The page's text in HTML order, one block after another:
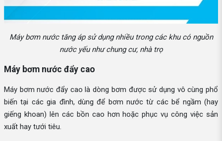
Máy bơm nước tăng áp sử dụng nhiều trong các khu có nguồn
nước yếu như chung cư, nhà trọ
Máy bơm nước đẩy cao
Máy bơm nước đẩy cao là dòng bơm được sử dụng vô cùng phổ
biến tại các gia đình, dùng để bơm nước từ các bể ngầm (hay
giếng khoan) lên các bồn cao hơn hoặc phục vụ công việc sản
xuất hay tưới tiêu.